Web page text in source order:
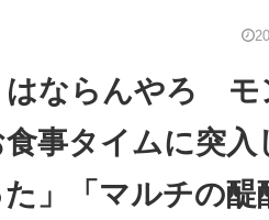
企業向けIT製品の総合サイト
はならんやろ モ
食事タイムに突
た」「マルチの